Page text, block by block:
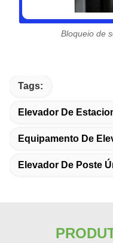
Bloqueio de
Tags:
Elevador De
Equipamento De
Elevador De Poste